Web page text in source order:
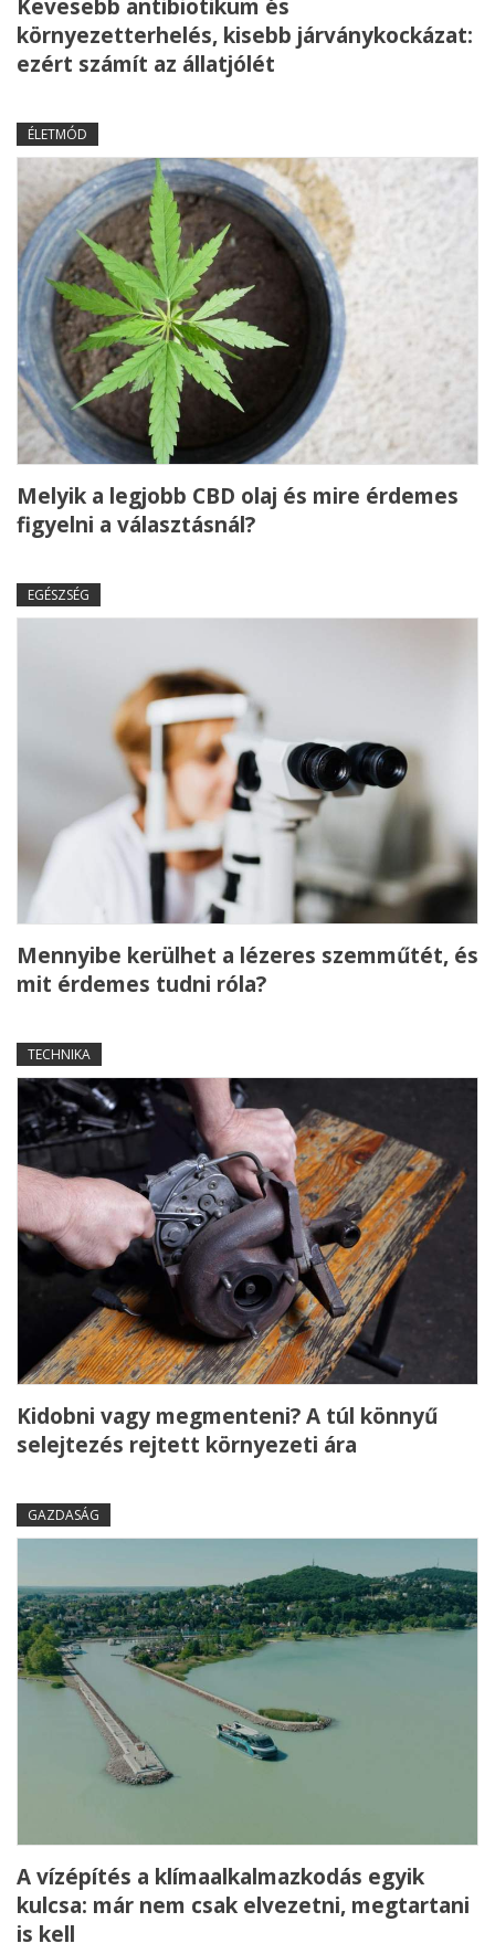
Kevesebb antibiotikum és
környezetterhelés, kisebb járványkockázat:
ezért számít az állatjólét
ÉLETMÓD
Melyik a legjobb CBD olaj és mire érdemes
figyelni a választásnál?
EGÉSZSÉG
Mennyibe kerülhet a lézeres szemműtét, és
mit érdemes tudni róla?
TECHNIKA
Kidobni vagy megmenteni? A túl könnyű
selejtezés rejtett környezeti ára
GAZDASÁG
A vízépítés a klímaalkalmazkodás egyik
kulcsa: már nem csak elvezetni, megtartani
is kell